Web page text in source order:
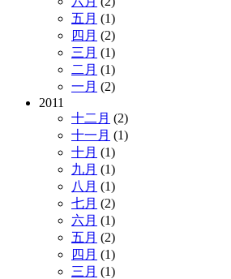
五月 (1)
四月 (2)
三月 (1)
二月 (1)
一月 (2)
2011
十二月 (2)
十一月 (1)
十月 (1)
九月 (1)
八月 (1)
七月 (2)
六月 (1)
五月 (2)
四月 (1)
三月 (1)